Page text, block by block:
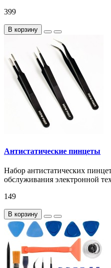
399
В корзину
Антистатические пинцеты
Набор антистатических
обслуживания электронной
149
В корзину